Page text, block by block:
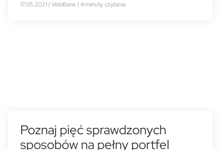
17.05.2021 | VeloBank | 4 minuty czytania
Poznaj pięć sprawdzonych
sposobów na pełny portfel